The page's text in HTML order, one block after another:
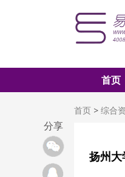
首页
首页 > 综合
扬州
分享